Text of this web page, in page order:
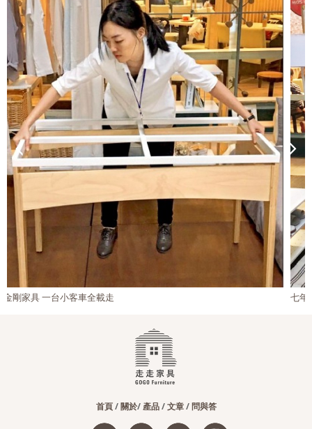
七年級女生創業圓夢，打造輕便有型家具
首頁/關於/產品/文章/問與答